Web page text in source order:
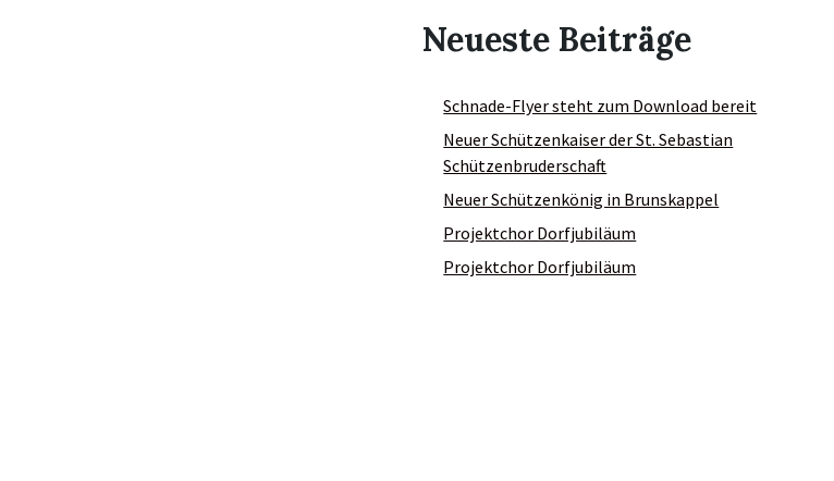
Neueste Beiträge
Schnade-Flyer steht zum Download bereit
Neuer Schützenkaiser der St. Sebastian
Schützenbruderschaft
Neuer Schützenkönig in Brunskappel
Projektchor Dorfjubiläum
Projektchor Dorfjubiläum